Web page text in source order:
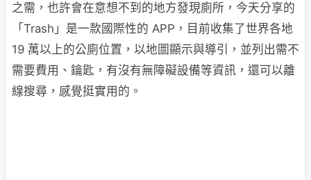
之需，也許會在意想不到的地方發現廁所，今天分享的
「Trash」是一款國際性的 APP，目前收集了世界各地
19 萬以上的公廁位置，以地圖顯示與導引，並列出需不
需要費用、鑰匙，有沒有無障礙設備等資訊，還可以離
線搜尋，感覺挺實用的。